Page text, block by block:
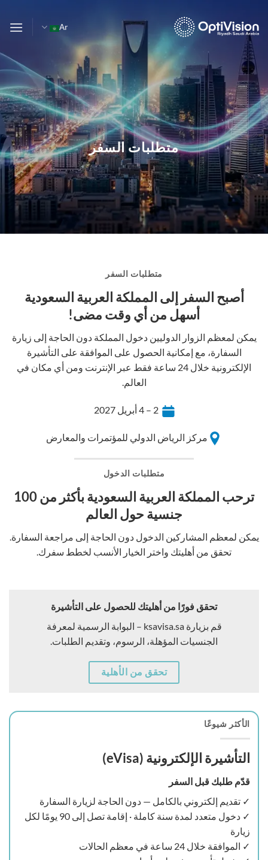
للمحتوى
Ar
متطلبات السفر
متطلبات السفر
أصبح السفر إلى المملكة العربية السعودية
أسهل من أي وقت مضى!
يمكن لمعظم الزوار الدوليين دخول المملكة دون الحاجة إلى زيارة
السفارة، مع إمكانية الحصول على الموافقة على التأشيرة
الإلكترونية خلال 24 ساعة فقط عبر الإنترنت ومن أي مكان في
العالم.
2 – 4 أبريل 2027
مركز الرياض الدولي للمؤتمرات والمعارض
متطلبات الدخول
ترحب المملكة العربية السعودية بأكثر من 100
جنسية حول العالم
يمكن لمعظم المشاركين الدخول دون الحاجة إلى مراجعة السفارة.
تحقق من أهليتك واختر الخيار الأنسب لخطط سفرك.
تحقق فورًا من أهليتك للحصول على التأشيرة
قم بزيارة ksavisa.sa – البوابة الرسمية لمعرفة
الجنسيات المؤهلة، الرسوم، وتقديم الطلبات.
تحقق من الأهلية
الأكثر شيوعًا
التأشيرة الإلكترونية (eVisa)
قدّم طلبك قبل السفر
✓ تقديم إلكتروني بالكامل — دون الحاجة لزيارة السفارة
✓ دخول متعدد لمدة سنة كاملة · إقامة تصل إلى 90 يومًا لكل
زيارة
✓ الموافقة خلال 24 ساعة في معظم الحالات